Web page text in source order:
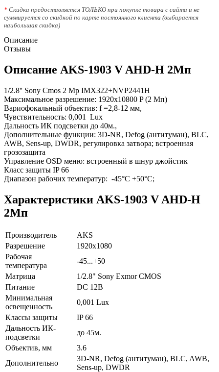
* Скидка предоставляется ТОЛЬКО при покупке товара с сайта и не
суммируется со скидкой по карте постоянного клиента (выбирается
наибольшая скидка)
Описание
Отзывы
Описание AKS-1903 V AHD-H 2Мп
1/2.8'' Sony Сmos 2 Mp IMX322+NVP2441H
Максимальное разрешение: 1920х10800 P (2 Мп)
Вариофокальный объектив: f =2,8-12 мм,
Чувствительность: 0,001 Lux
Дальность ИК подсветки до 40м.,
Дополнительные функции: 3D-NR, Defog (антитуман), BLC,
AWB, Sens-up, DWDR, регулировка затвора; встроенная
грозозащита
Управление OSD меню: встроенный в шнур джойстик
Класс защиты IP 66
Диапазон рабочих температур: -45°C +50°C;
Характеристики AKS-1903 V AHD-H
2Мп
Производитель
AKS
Разрешение
1920х1080
Рабочая
температура
-45...+50
Матрица
1/2.8" Sony Exmor CMOS
Питание
DC 12В
Минимальная
освещенность
0,001 Lux
Классы защиты
IP 66
Дальность ИК-
подсветки
до 45м.
Объектив, мм
3.6
Дополнительно
3D-NR, Defog (антитуман), BLC, AWB,
Sens-up, DWDR